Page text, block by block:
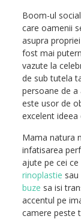
Boom-ul
care oamenii
asupra
fost mai
vazute la
de sub tutela
persoane de a
este usor de
excelent ideea
Mama natura
infatisarea
ajute pe cei
rinoplastie
buze sa isi
accentul pe
camere peste